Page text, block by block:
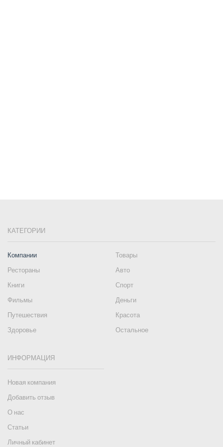
КАТЕГОРИИ
Компании
Товары
Рестораны
Авто
Книги
Спорт
Фильмы
Деньги
Путешествия
Красота
Здоровье
Остальное
ИНФОРМАЦИЯ
Новая компания
Добавить отзыв
О нас
Статьи
Личный кабинет